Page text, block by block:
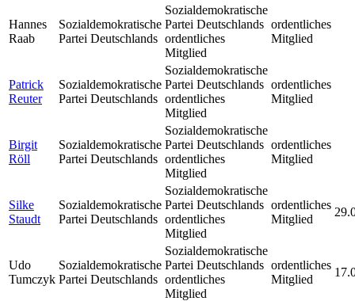
Hannes
Raab
Sozialdemokratische
Partei Deutschlands
Sozialdemokratische
Partei Deutschlands
ordentliches
Mitglied
ordentliches
Mitglied
Patrick
Reuter
Sozialdemokratische
Partei Deutschlands
Sozialdemokratische
Partei Deutschlands
ordentliches
Mitglied
ordentliches
Mitglied
Birgit
Röll
Sozialdemokratische
Partei Deutschlands
Sozialdemokratische
Partei Deutschlands
ordentliches
Mitglied
ordentliches
Mitglied
Silke
Staudt
Sozialdemokratische
Partei Deutschlands
Sozialdemokratische
Partei Deutschlands
ordentliches
Mitglied
ordentliches
Mitglied
Udo
Tumczyk
Sozialdemokratische
Partei Deutschlands
Sozialdemokratische
Partei Deutschlands
ordentliches
Mitglied
ordentliches
Mitglied